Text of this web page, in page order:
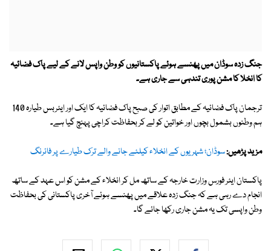
جنگ زدہ سوڈان میں پھنسے ہوئے پاکستانیوں کو وطن واپس لانے کے لیے پاک فضائیہ
کا انخلا کا مشن پوری تندہی سے جاری ہے۔
ترجمان پاک فضائیہ کے مطابق اتوار کی صبح پاک فضائیہ کا ایک اور ایئربس طیارہ 140
ہم وطنوں بشمول بچوں اور خواتین کو لے کر بحفاظت کراچی پہنچ گیا ہے۔
مزید پڑھیں:سوڈان؛ شہریوں کے انخلاء کیلئے جانے والے ترک طیارے پر فائرنگ
پاکستان ایئر فورس وزارت خارجہ کے ساتھ مل کر انخلاء کے مشن کو اس عہد کے ساتھ
انجام دے رہی ہے کہ جنگ زدہ علاقے میں پھنسے ہوئے آخری پاکستانی کی بحفاظت
وطن واپسی تک یہ مشن جاری رکھا جائے گا۔